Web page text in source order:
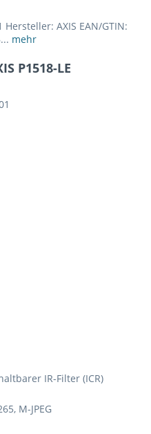
AXIS EAN/GTIN:
mehr
P1518-LE
IR-Filter (ICR)
M-JPEG